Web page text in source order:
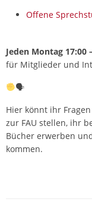
Offene
Jeden Montag 17:00
für Mitglieder und
🗣
Hier könnt ihr
zur FAU stellen, ihr
Bücher erwerben
kommen.